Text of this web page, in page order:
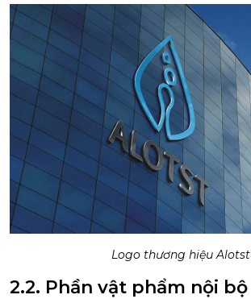
Logo thương hiệu Alotst
2.2. Phần vật phẩm nội bộ